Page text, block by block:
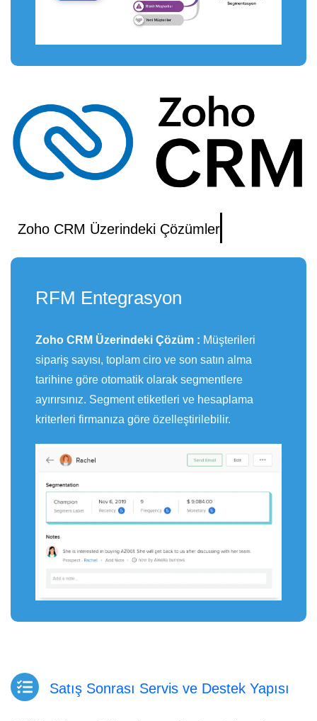
Zoho CRM Üzerindeki Çözümler
RFM Entegrasyon
Zoho CRM Üzerindeki Çözüm : Müşterileri
sipariş sayısı, toplam ciro ve son satın alma
tarihine göre otomatik olarak segmentlere
ayırırsınız. Segment etiketleri ve hesaplama
kriterleri firmanıza göre özelleştirilebilir.
​Satış Sonrası Servis ve Destek Yapısı